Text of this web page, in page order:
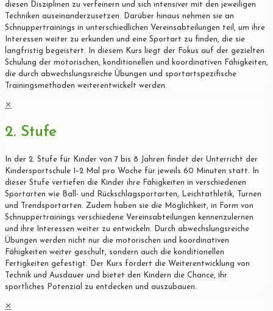
diesen Disziplinen zu verfeinern und sich intensiver mit den jeweiligen
Techniken auseinanderzusetzen. Darüber hinaus nehmen sie an
Schnuppertrainings in unterschiedlichen Vereinsabteilungen teil, um ihre
Interessen weiter zu erkunden und eine Sportart zu finden, die sie
langfristig begeistert. In diesem Kurs liegt der Fokus auf der gezielten
Schulung der motorischen, konditionellen und koordinativen Fähigkeiten,
die durch abwechslungsreiche Übungen und sportartspezifische
Trainingsmethoden weiterentwickelt werden.
✕
2. Stufe
In der 2. Stufe für Kinder von 7 bis 8 Jahren findet der Unterricht der
Kindersportschule 1–2 Mal pro Woche für jeweils 60 Minuten statt. In
dieser Stufe vertiefen die Kinder ihre Fähigkeiten in verschiedenen
Sportarten wie Ball- und Rückschlagsportarten, Leichtathletik, Turnen
und Trendsportarten. Zudem haben sie die Möglichkeit, in Form von
Schnuppertrainings verschiedene Vereinsabteilungen kennenzulernen
und ihre Interessen weiter zu entwickeln. Durch abwechslungsreiche
Übungen werden nicht nur die motorischen und koordinativen
Fähigkeiten weiter geschult, sondern auch die konditionellen
Fertigkeiten gefestigt. Der Kurs fördert die Weiterentwicklung von
Technik und Ausdauer und bietet den Kindern die Chance, ihr
sportliches Potenzial zu entdecken und auszubauen.
✕